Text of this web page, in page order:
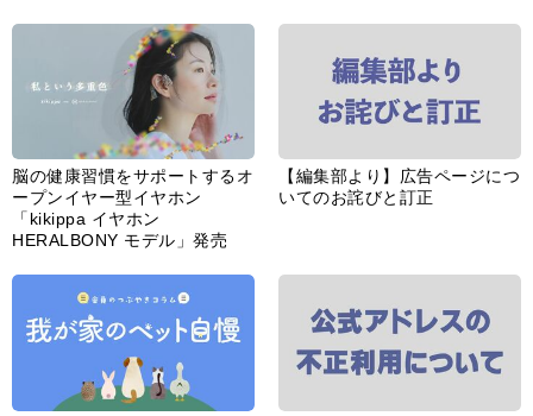
脳の健康習慣をサポートするオ
ープンイヤー型イヤホン
「kikippa イヤホン
HERALBONY モデル」発売
【編集部より】広告ページにつ
いてのお詫びと訂正